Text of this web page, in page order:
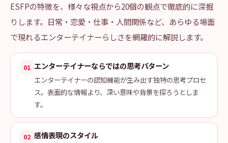
ESFPの特徴を、様々な視点から20個の観点で徹底的に深掘
りします。日常・恋愛・仕事・人間関係など、あらゆる場面
で現れるエンターテイナーらしさを網羅的に解説します。
01 エンターテイナーならではの思考パターン
エンターテイナーの認知機能が生み出す独特の思考プロセ
ス。表面的な情報より、深い意味や背景を探ろうとしま
す。
02 感情表現のスタイル